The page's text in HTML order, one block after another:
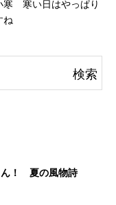
寒 寒い日はやっぱり
ね
ん！ 夏の風物詩